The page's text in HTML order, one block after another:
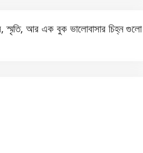
স্মৃতি, আর এক বুক ভালোবাসার চিহ্ন গুলো